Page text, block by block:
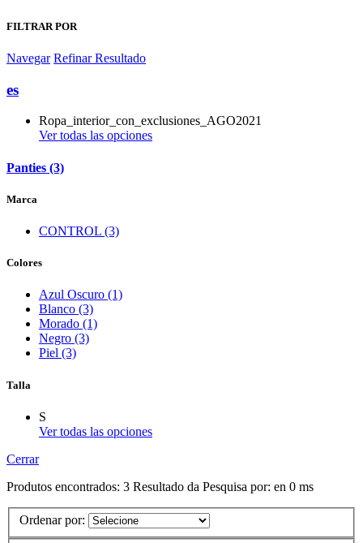
FILTRAR POR
Navegar Refinar Resultado
es
Ropa_interior_con_exclusiones_AGO2021
Ver todas las opciones
Panties (3)
Marca
CONTROL (3)
Colores
Azul Oscuro (1)
Blanco (3)
Morado (1)
Negro (3)
Piel (3)
Talla
S
Ver todas las opciones
Cerrar
Produtos encontrados: 3 Resultado da Pesquisa por: en 0 ms
Ordenar por: